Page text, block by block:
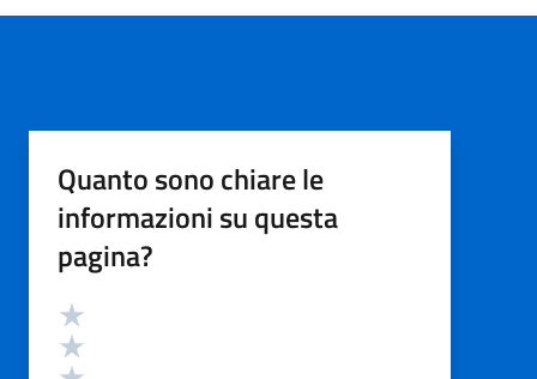
Quanto sono chiare le
informazioni su questa
pagina?
Valutazione